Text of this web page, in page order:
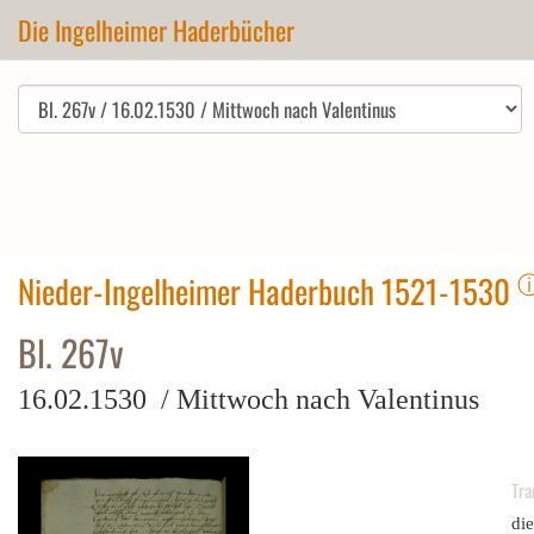
Die Ingelheimer Haderbücher
Nieder-Ingelheimer Haderbuch 1521-1530
Bl. 267v
16.02.1530 / Mittwoch nach Valentinus